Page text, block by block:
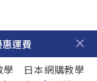
運費
學
日本網購教學